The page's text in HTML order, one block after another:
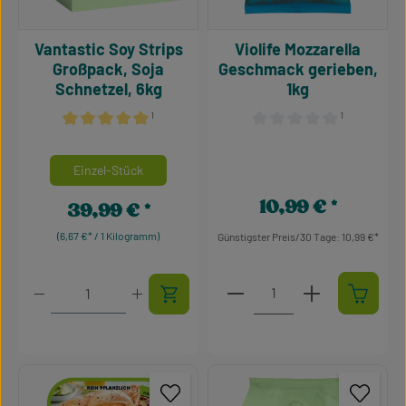
¹
Vantastic Soy Strips
Großpack, Soja
Schnetzel, 6kg
Mengeneinheiten auswählen
Einzel-Stück
(6,67 €* / 1 Kilogramm)
Regulärer Preis:
39,99 €
Produkt Anzahl: Gib den gewünschten Wert ein
¹
Violife Mozzarella
Geschmack gerieben,
1kg
Regulärer Preis:
10,99 €
Günstigster Preis/30 Tage: 10,99 €
Produkt Anzahl: Gib